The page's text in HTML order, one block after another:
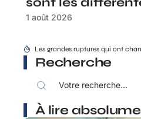
1 août 2026
Recherche
À lire